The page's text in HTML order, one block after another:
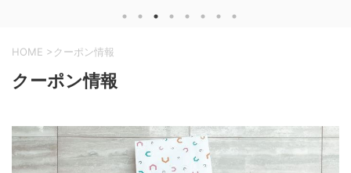
HOME > クーポン情報
クーポン情報